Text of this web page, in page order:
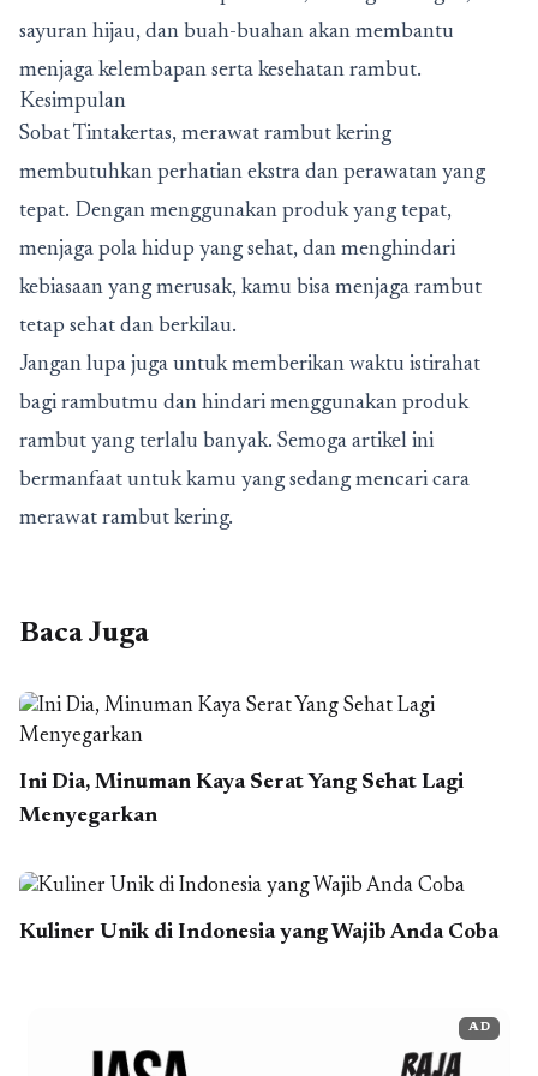
sayuran hijau, dan buah-buahan akan membantu
menjaga kelembapan serta kesehatan rambut.
Kesimpulan
Sobat Tintakertas, merawat rambut kering
membutuhkan perhatian ekstra dan perawatan yang
tepat. Dengan menggunakan produk yang tepat,
menjaga pola hidup yang sehat, dan menghindari
kebiasaan yang merusak, kamu bisa menjaga rambut
tetap sehat dan berkilau.
Jangan lupa juga untuk memberikan waktu istirahat
bagi rambutmu dan hindari menggunakan produk
rambut yang terlalu banyak. Semoga artikel ini
bermanfaat untuk kamu yang sedang mencari cara
merawat rambut kering.
Baca Juga
Ini Dia, Minuman Kaya Serat Yang Sehat Lagi
Menyegarkan
Kuliner Unik di Indonesia yang Wajib Anda Coba
AD